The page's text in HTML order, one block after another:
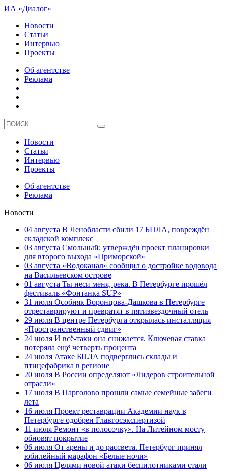
ИА «Диалог»
Новости
Статьи
Интервью
Проекты
Об агентстве
Реклама
Новости
Статьи
Интервью
Проекты
Об агентстве
Реклама
Новости
04 августа В Ленобласти сбили 17 БПЛА, повреждён
складской комплекс
03 августа Смольный: утверждён проект планировки
для второго выхода «Приморской»
03 августа «Водоканал» сообщил о достройке водовода
на Васильевском острове
01 августа Ты неси меня, река. В Петербурге прошёл
фестиваль «Фонтанка SUP»
31 июля Особняк Воронцова-Дашкова в Петербурге
отреставрируют и превратят в пятизвездочный отель
29 июля В центре Петербурга открылась инсталляция
«Пространственный сдвиг»
24 июля И всё-таки она снижается. Ключевая ставка
потеряла ещё четверть процента
24 июля Атаке БПЛА подверглись склады и
птицефабрика в регионе
20 июля В России определяют «Лидеров строительной
отрасли»
17 июля В Парголово прошли самые семейные забеги
лета
16 июля Проект реставрации Академии наук в
Петербурге одобрен Главгосэкспертизой
11 июля Ремонт «в полосочку». На Литейном мосту
обновят покрытие
06 июля От арены и до рассвета. Петербург принял
юбилейный марафон «Белые ночи»
06 июля Целями новой атаки беспилотниками стали